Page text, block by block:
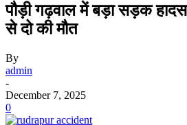
पौड़ी गढ़वाल में बड़ा सड़क
से दो की मौत
By
admin
-
December 7, 2025
0